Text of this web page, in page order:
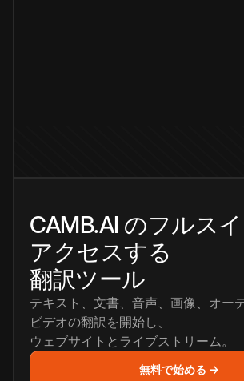
CAMB.AI のフルス
アクセスする
翻訳ツール
テキスト、文書、音声、画像、オー
ビデオの翻訳を開始し、
ウェブサイトとライブストリーム。
無料で始める →